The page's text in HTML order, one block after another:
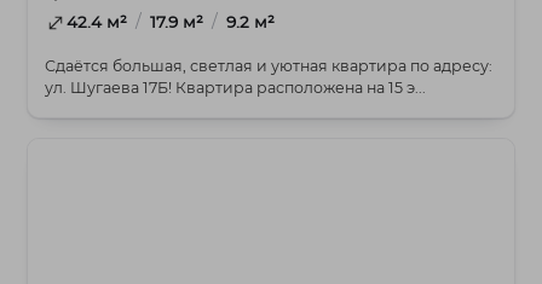
42.4 м² / 17.9 м² / 9.2 м²
Сдаётся большая, светлая и уютная квартира по адресу:
ул. Шугаева 17Б! Квартира расположена на 15 э...